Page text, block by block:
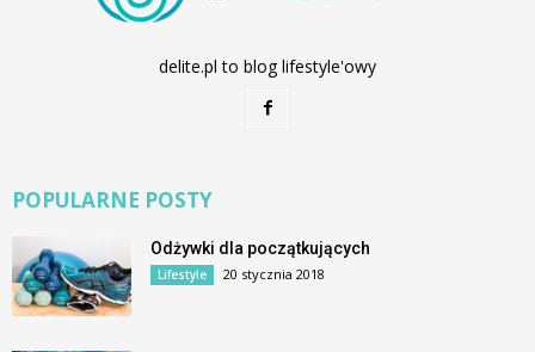
delite.pl to blog lifestyle'owy
POPULARNE POSTY
Odżywki dla początkujących
Lifestyle 20 stycznia 2018